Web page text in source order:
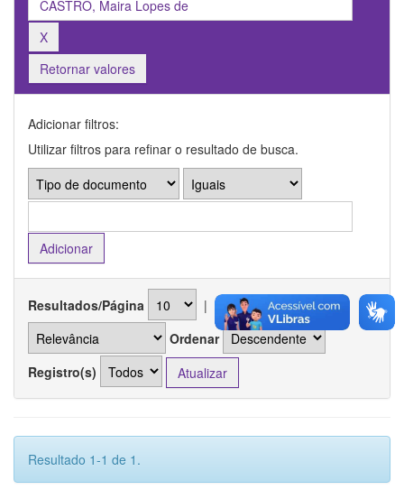
Retornar valores
Adicionar filtros:
Utilizar filtros para refinar o resultado de busca.
Resultados/Página | Ordenar registros por
Ordenar
Registro(s)
Resultado 1-1 de 1.